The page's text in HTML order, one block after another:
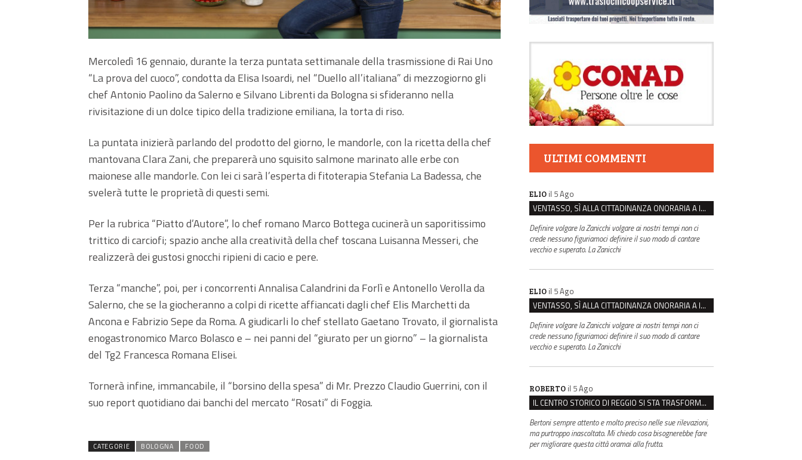
Mercoledì 16 gennaio, durante la terza puntata settimanale della trasmissione di Rai Uno
“La prova del cuoco”, condotta da Elisa Isoardi, nel “Duello all’italiana” di mezzogiorno gli
chef Antonio Paolino da Salerno e Silvano Librenti da Bologna si sfideranno nella
rivisitazione di un dolce tipico della tradizione emiliana, la torta di riso.
La puntata inizierà parlando del prodotto del giorno, le mandorle, con la ricetta della chef
mantovana Clara Zani, che preparerà uno squisito salmone marinato alle erbe con
maionese alle mandorle. Con lei ci sarà l’esperta di fitoterapia Stefania La Badessa, che
svelerà tutte le proprietà di questi semi.
Per la rubrica “Piatto d’Autore”, lo chef romano Marco Bottega cucinerà un saporitissimo
trittico di carciofi; spazio anche alla creatività della chef toscana Luisanna Messeri, che
realizzerà dei gustosi gnocchi ripieni di cacio e pere.
Terza “manche”, poi, per i concorrenti Annalisa Calandrini da Forlì e Antonello Verolla da
Salerno, che se la giocheranno a colpi di ricette affiancati dagli chef Elis Marchetti da
Ancona e Fabrizio Sepe da Roma. A giudicarli lo chef stellato Gaetano Trovato, il giornalista
enogastronomico Marco Bolasco e – nei panni del “giurato per un giorno” – la giornalista
del Tg2 Francesca Romana Elisei.
Tornerà infine, immancabile, il “borsino della spesa” di Mr. Prezzo Claudio Guerrini, con il
suo report quotidiano dai banchi del mercato “Rosati” di Foggia.
CATEGORIE BOLOGNA FOOD
ULTIMI COMMENTI
ELIO il 5 Ago
VENTASSO, SÌ ALLA CITTADINANZA ONORARIA A IVA ZANICCHI. MA BARGIACCHI: “È DI PESSIMO GUSTO”
Definire volgare la Zanicchi volgare ai nostri tempi non ci
crede nessuno figuriamoci definire il suo modo di cantare
vecchio e superato. La Zanicchi
ELIO il 5 Ago
VENTASSO, SÌ ALLA CITTADINANZA ONORARIA A IVA ZANICCHI. MA BARGIACCHI: “È DI PESSIMO GUSTO”
Definire volgare la Zanicchi volgare ai nostri tempi non ci
crede nessuno figuriamoci definire il suo modo di cantare
vecchio e superato. La Zanicchi
ROBERTO il 5 Ago
IL CENTRO STORICO DI REGGIO SI STA TRASFORMANDO, E NON IN MEGLIO
Bertoni sempre attento e molto preciso nelle sue rilevazioni,
ma purtroppo inascoltato. Mi chiedo cosa bisognerebbe fare
per migliorare questa città oramai alla frutta.